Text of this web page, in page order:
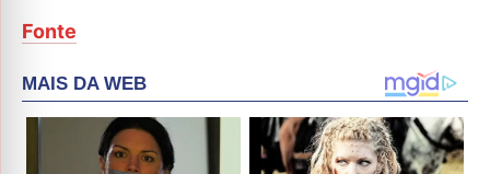
Fonte